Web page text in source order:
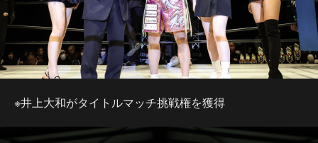
※井上大和がタイトルマッチ挑戦権を獲得